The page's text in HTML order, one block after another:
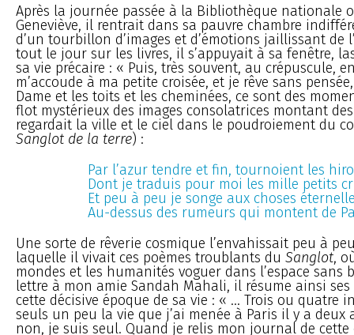
Après la journée passée à la Bibliothèque nationale
Geneviève, il rentrait dans sa pauvre chambre
d’un tourbillon d’images et d’émotions jaillissant de
tout le jour sur les livres, il s’appuyait à sa fenêtre,
sa vie précaire : « Puis, très souvent, au crépuscule,
m’accoude à ma petite croisée, et je rêve sans
Dame et les toits et les cheminées, ce sont des
flot mystérieux des images consolatrices montant
regardait la ville et le ciel dans le poudroiement du
Sanglot de la terre) :
Par l’azur tendre et fin, tournoient les
Dont je traduis pour moi les mille petits
Et peu à peu je songe aux choses
Au-dessus des rumeurs qui montent de
Une sorte de rêverie cosmique l’envahissait peu à
laquelle il vivait ces poèmes troublants du Sanglot,
mondes et les humanités voguer dans l’espace sans
lettre à mon amie Sandah Mahali, il résume ainsi
cette décisive époque de sa vie : « ... Trois ou quatre
seuls un peu la vie que j’ai menée à Paris il y a deux
non, je suis seul. Quand je relis mon journal de cette